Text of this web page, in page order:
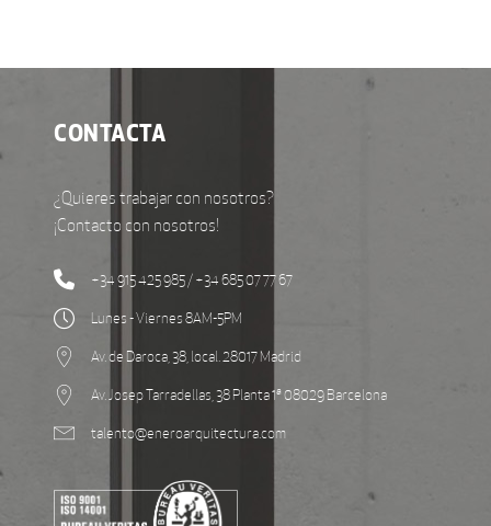
CONTACTA
¿Quieres trabajar con nosotros?
¡Contacto con nosotros!
+34 915 425 985 / +34 685 07 77 67
Lunes - Viernes 8AM-5PM
Av. de Daroca, 38, local. 28017 Madrid
Av. Josep Tarradellas, 38 Planta 1ª 08029 Barcelona
talento@eneroarquitectura.com